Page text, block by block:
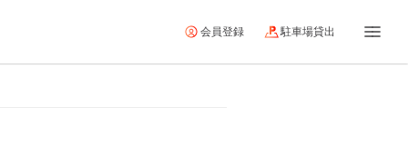
会員登録 駐車場貸出